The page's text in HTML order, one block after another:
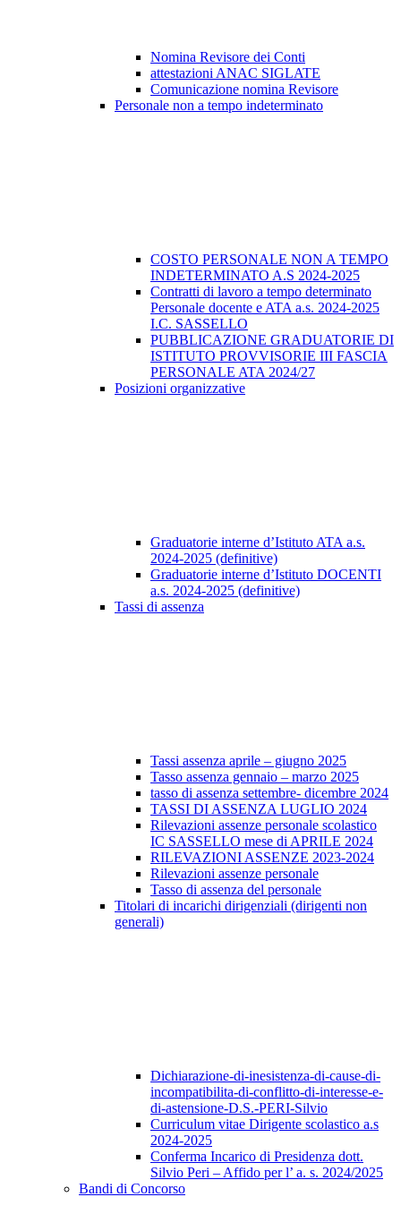
Nomina Revisore dei Conti
attestazioni ANAC SIGLATE
Comunicazione nomina Revisore
Personale non a tempo indeterminato
COSTO PERSONALE NON A TEMPO
INDETERMINATO A.S 2024-2025
Contratti di lavoro a tempo determinato
Personale docente e ATA a.s. 2024-2025
I.C. SASSELLO
PUBBLICAZIONE GRADUATORIE DI
ISTITUTO PROVVISORIE III FASCIA
PERSONALE ATA 2024/27
Posizioni organizzative
Graduatorie interne d’Istituto ATA a.s.
2024-2025 (definitive)
Graduatorie interne d’Istituto DOCENTI
a.s. 2024-2025 (definitive)
Tassi di assenza
Tassi assenza aprile – giugno 2025
Tasso assenza gennaio – marzo 2025
tasso di assenza settembre- dicembre 2024
TASSI DI ASSENZA LUGLIO 2024
Rilevazioni assenze personale scolastico
IC SASSELLO mese di APRILE 2024
RILEVAZIONI ASSENZE 2023-2024
Rilevazioni assenze personale
Tasso di assenza del personale
Titolari di incarichi dirigenziali (dirigenti non
generali)
Dichiarazione-di-inesistenza-di-cause-di-
incompatibilita-di-conflitto-di-interesse-e-
di-astensione-D.S.-PERI-Silvio
Curriculum vitae Dirigente scolastico a.s
2024-2025
Conferma Incarico di Presidenza dott.
Silvio Peri – Affido per l’ a. s. 2024/2025
Bandi di Concorso